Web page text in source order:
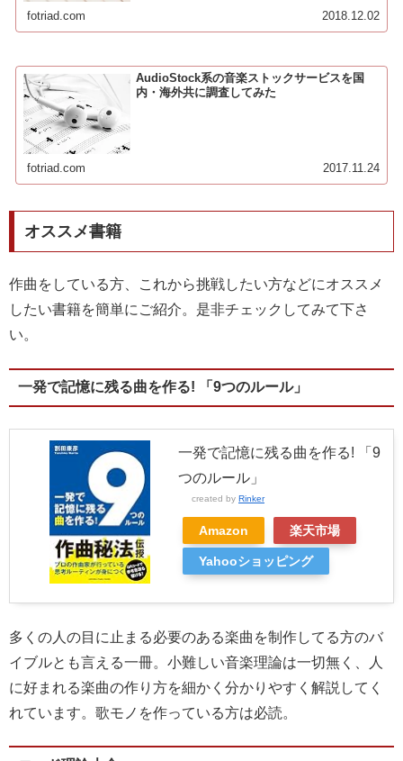
fotriad.com 2018.12.02
AudioStock系の音楽ストックサービスを国
内・海外共に調査してみた
fotriad.com 2017.11.24
オススメ書籍
作曲をしている方、これから挑戦したい方などにオススメ
したい書籍を簡単にご紹介。是非チェックしてみて下さ
い。
一発で記憶に残る曲を作る! 「9つのルール」
一発で記憶に残る曲を作る! 「9
つのルール」
created by Rinker
Amazon 楽天市場
Yahooショッピング
多くの人の目に止まる必要のある楽曲を制作してる方のバ
イブルとも言える一冊。小難しい音楽理論は一切無く、人
に好まれる楽曲の作り方を細かく分かりやすく解説してく
れています。歌モノを作っている方は必読。